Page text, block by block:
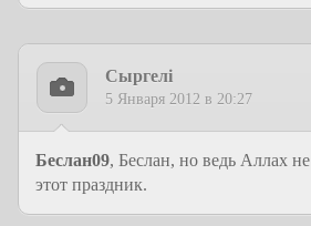
Сыргелi
5 Января 2012 в 20:27
Беслан09, Беслан, но ведь Аллах
этот праздник.